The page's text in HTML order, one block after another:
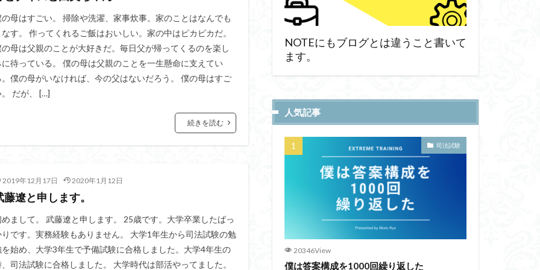
の母はすごい。 掃除や洗濯、家事炊事。家のことはなんでも
す。 作ってくれるご飯はおいしい。家の中はピカピカだ。
の母は父親のことが大好きだ。毎日父が帰ってくるのを楽し
に待っている。 僕の母は父親のことを一生懸命に支えてい
。僕の母がいなければ、今の父はないだろう。 僕の母はすご
。 だが、 […]
続きを読む
2019年12月17日 2020年1月12日
藤遼と申します。
めまして。 武藤遼と申します。 25歳です。大学卒業したばっ
りです。実務経験もありません。 大学1年生から司法試験の勉
を始め、大学3年生で予備試験に合格しました。大学4年生の
司法試験に合格しました。 大学時代は部活やってました。
NOTEにもブログとは違うこと書いて
ます。
人気記事
司法試験
20346View
僕は答案構成を1000回繰り返した